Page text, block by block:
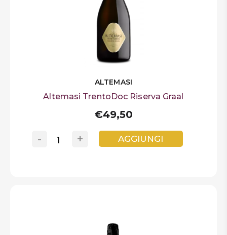
ALTEMASI
Altemasi TrentoDoc Riserva Graal
€49,50
+
- AGGIUNGI